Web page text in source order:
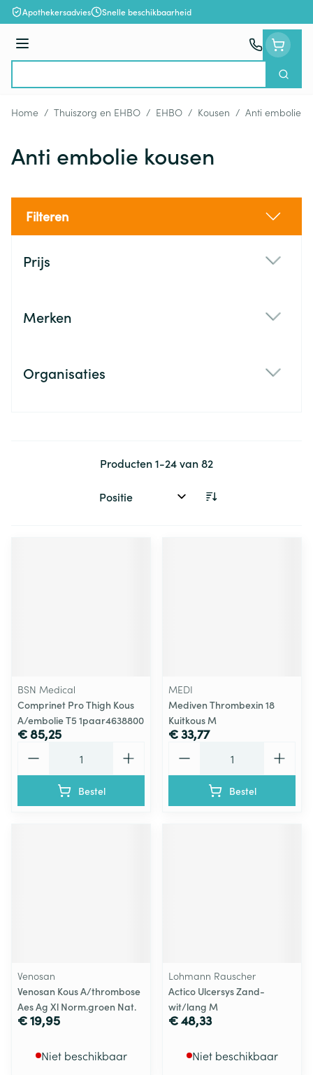
Ga naar de inhoud
Apothekersadvies Snelle beschikbaarheid
Menu
Zoek
Home / Thuiszorg en EHBO / EHBO / Kousen / Anti embolie
Anti embolie kousen
Filteren
Prijs
Merken
Organisaties
Producten1-24van82
Sorteer op:
BSN Medical
Comprinet Pro Thigh Kous
A/embolie T5 1paar4638800
€ 85,25
Bestel
MEDI
Mediven Thrombexin 18
Kuitkous M
€ 33,77
Bestel
Venosan
Venosan Kous A/thrombose
Aes Ag Xl Norm.groen Nat.
€ 19,95
Niet beschikbaar
Lohmann Rauscher
Actico Ulcersys Zand-
wit/lang M
€ 48,33
Niet beschikbaar